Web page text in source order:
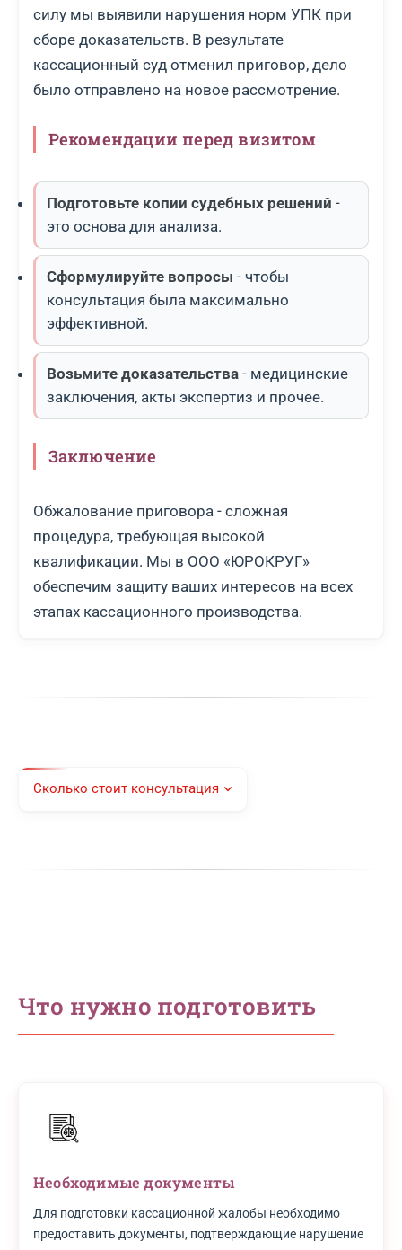
силу мы выявили нарушения норм УПК при
сборе доказательств. В результате
кассационный суд отменил приговор, дело
было отправлено на новое рассмотрение.
Рекомендации перед визитом
Подготовьте копии судебных решений -
это основа для анализа.
Сформулируйте вопросы - чтобы
консультация была максимально
эффективной.
Возьмите доказательства - медицинские
заключения, акты экспертиз и прочее.
Заключение
Обжалование приговора - сложная
процедура, требующая высокой
квалификации. Мы в ООО «ЮРОКРУГ»
обеспечим защиту ваших интересов на всех
этапах кассационного производства.
Сколько стоит консультация
Что нужно подготовить
Необходимые документы
Для подготовки кассационной жалобы необходимо
предоставить документы, подтверждающие нарушение